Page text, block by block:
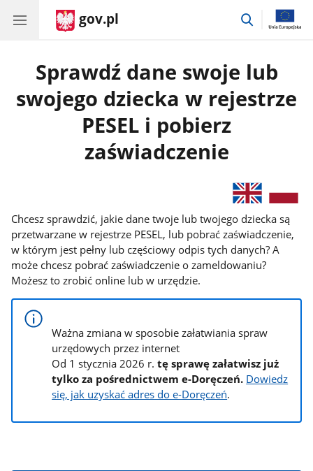
gov.pl
przejdź
Sprawdź dane swoje lub
swojego dziecka w rejestrze
PESEL i pobierz
zaświadczenie
Chcesz sprawdzić, jakie dane twoje lub twojego dziecka są
przetwarzane w rejestrze PESEL, lub pobrać zaświadczenie,
w którym jest pełny lub częściowy odpis tych danych? A
może chcesz pobrać zaświadczenie o zameldowaniu?
Możesz to zrobić online lub w urzędzie.
Ważna zmiana w sposobie załatwiania spraw
urzędowych przez internet
Od 1 stycznia 2026 r.tę sprawę załatwisz już
tylko za pośrednictwem e-Doręczeń. Dowiedz
się, jak uzyskać adres do e-Doręczeń.